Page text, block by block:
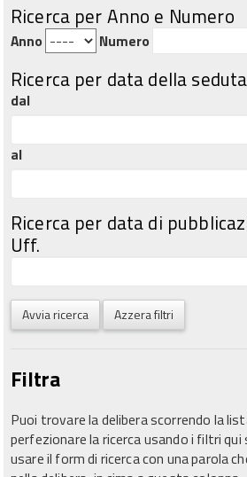
Ricerca per Anno e Numero
Anno Numero
Ricerca per data della seduta
dal
al
Ricerca per data di
Uff.
Avvia ricerca Azzera filtri
Filtra
Puoi trovare la delibera scorrendo la
perfezionare la ricerca usando i filtri
usare il form di ricerca con una parola